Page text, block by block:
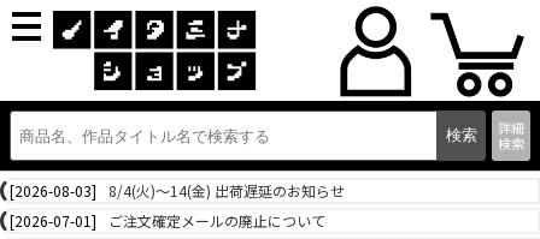
詳細
検索
[2026-08-03]
8/4(火)～14(金) 出荷遅延のお知らせ
[2026-07-01]
ご注文確定メールの廃止について